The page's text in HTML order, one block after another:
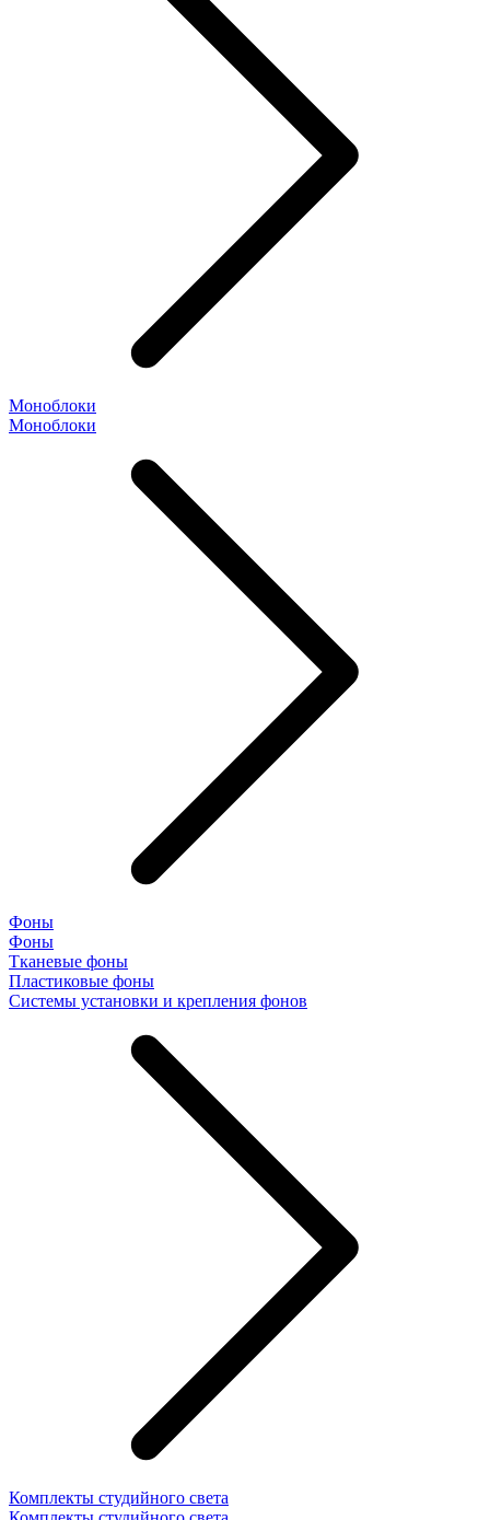
Моноблоки
Моноблоки
Фоны
Фоны
Тканевые фоны
Пластиковые фоны
Системы установки и крепления фонов
Комплекты студийного света